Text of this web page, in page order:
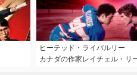
ヒーテッド・ライバルリー
カナダの作家レイチェル・リ